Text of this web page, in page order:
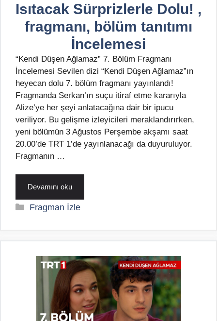
Isıtacak Sürprizlerle Dolu! ,
fragmanı, bölüm tanıtımı
İncelemesi
“Kendi Düşen Ağlamaz” 7. Bölüm Fragmanı
İncelemesi Sevilen dizi “Kendi Düşen Ağlamaz”ın
heyecan dolu 7. bölüm fragmanı yayınlandı!
Fragmanda Serkan’ın suçu itiraf etme kararıyla
Alize’ye her şeyi anlatacağına dair bir ipucu
veriliyor. Bu gelişme izleyicileri meraklandırırken,
yeni bölümün 3 Ağustos Perşembe akşamı saat
20.00’de TRT 1’de yayınlanacağı da duyuruluyor.
Fragmanın …
Devamını oku
Kategoriler
Fragman İzle